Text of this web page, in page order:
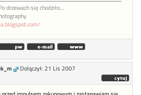
drzewach się chodziło...
Dołączył: 21 Lis 2007